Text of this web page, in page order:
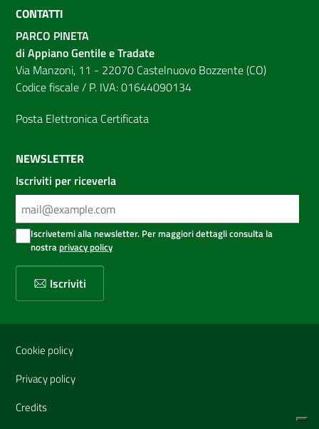
CONTATTI
PARCO PINETA
di Appiano Gentile e Tradate
Via Manzoni, 11 - 22070 Castelnuovo Bozzente (CO)
Codice fiscale / P. IVA: 01644090134
Posta Elettronica Certificata
NEWSLETTER
Iscriviti per riceverla
Iscrivetemi alla newsletter. Per maggiori dettagli consulta la
nostraprivacy policy
Iscriviti
Sezione Link Utili
Cookie policy
Privacy policy
Credits